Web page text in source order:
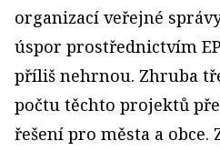
organizací veřejné
úspor prostřednictvím
příliš nehrnou. Zhruba
počtu těchto projektů
řešení pro města a obce.